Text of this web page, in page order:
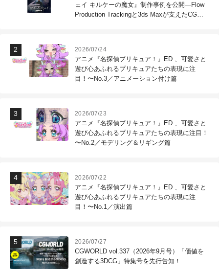
ェイ キルケーの魔女』制作事例を公開―Flow
Production Trackingと3ds Maxが支えたCG制
2026/07/24
アニメ『名探偵プリキュア！』ED 、可愛さと
遊び心あふれるプリキュアたちの表現に注
目！〜No.3／アニメーション付け篇
2026/07/23
アニメ『名探偵プリキュア！』ED 、可愛さと
遊び心あふれるプリキュアたちの表現に注目！
〜No.2／モデリング＆リギング篇
2026/07/22
アニメ『名探偵プリキュア！』ED 、可愛さと
遊び心あふれるプリキュアたちの表現に注
目！〜No.1／演出篇
2026/07/27
CGWORLD vol.337（2026年9月号）「価値を
創造する3DCG」特集号を先行告知！